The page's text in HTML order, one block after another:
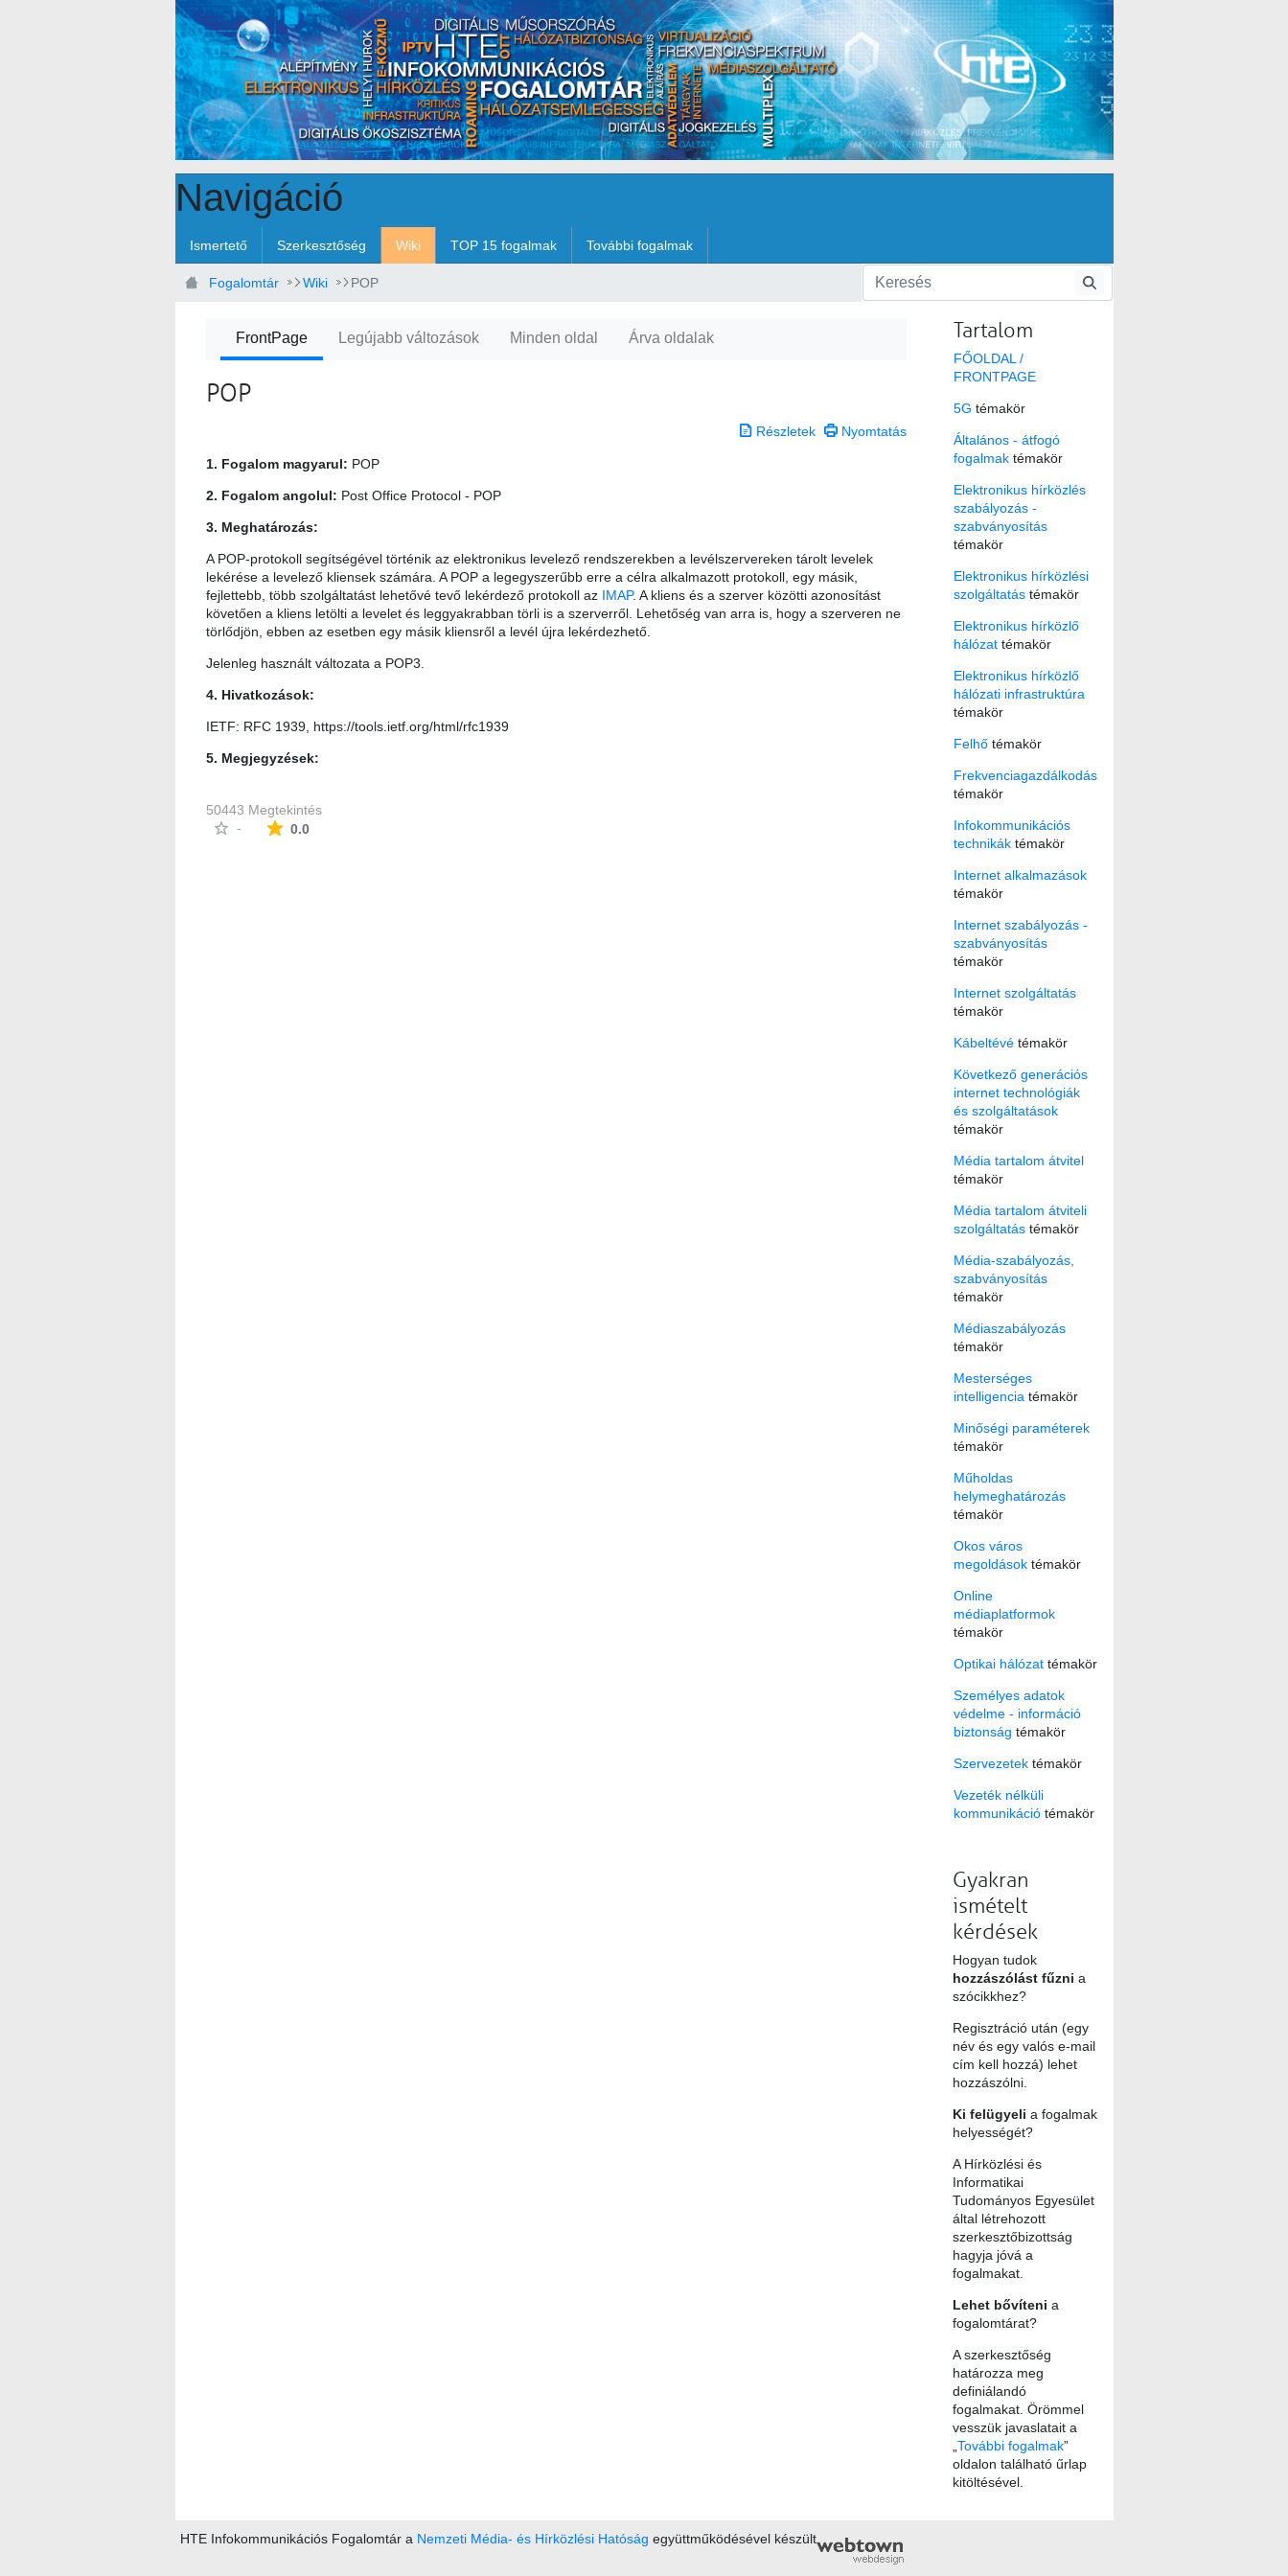
Navigáció
Ismertető Szerkesztőség Wiki TOP 15 fogalmak További fogalmak
Fogalomtár Wiki POP
FrontPage Legújabb változások Minden oldal Árva oldalak
POP
Részletek Nyomtatás
1. Fogalom magyarul: POP
2. Fogalom angolul: Post Office Protocol - POP
3. Meghatározás:
A POP-protokoll segítségével történik az elektronikus levelező rendszerekben a levélszervereken tárolt levelek
lekérése a levelező kliensek számára. A POP a legegyszerűbb erre a célra alkalmazott protokoll, egy másik,
fejlettebb, több szolgáltatást lehetővé tevő lekérdező protokoll az IMAP. A kliens és a szerver közötti azonosítást
követően a kliens letölti a levelet és leggyakrabban törli is a szerverről. Lehetőség van arra is, hogy a szerveren ne
törlődjön, ebben az esetben egy másik kliensről a levél újra lekérdezhető.
Jelenleg használt változata a POP3.
4. Hivatkozások:
IETF: RFC 1939, https://tools.ietf.org/html/rfc1939
5. Megjegyzések:
50443 Megtekintés
-
0.0Az átlagos minősítés 0 csillag a lehetséges 5-ből.
Tartalom
FŐOLDAL /
FRONTPAGE
5G témakör
Általános - átfogó
fogalmaktémakör
Elektronikus hírközlés
szabályozás -
szabványosítás
témakör
Elektronikus hírközlési
szolgáltatástémakör
Elektronikus hírközlő
hálózattémakör
Elektronikus hírközlő
hálózati infrastruktúra
témakör
Felhőtémakör
Frekvenciagazdálkodás
témakör
Infokommunikációs
technikáktémakör
Internet alkalmazások
témakör
Internet szabályozás -
szabványosítás
témakör
Internet szolgáltatás
témakör
Kábeltévétémakör
Következő generációs
internet technológiák
és szolgáltatások
témakör
Média tartalom átvitel
témakör
Média tartalom átviteli
szolgáltatástémakör
Média-szabályozás,
szabványosítás
témakör
Médiaszabályozás
témakör
Mesterséges
intelligencia témakör
Minőségi paraméterek
témakör
Műholdas
helymeghatározás
témakör
Okos város
megoldásoktémakör
Online
médiaplatformok
témakör
Optikai hálózattémakör
Személyes adatok
védelme - információ
biztonság témakör
Szervezetektémakör
Vezeték nélküli
kommunikációtémakör
Gyakran
ismételt
kérdések
Hogyan tudok
hozzászólást fűzni a
szócikkhez?
Regisztráció után (egy
név és egy valós e-mail
cím kell hozzá) lehet
hozzászólni.
Ki felügyeli a fogalmak
helyességét?
A Hírközlési és
Informatikai
Tudományos Egyesület
által létrehozott
szerkesztőbizottság
hagyja jóvá a
fogalmakat.
Lehet bővíteni a
fogalomtárat?
A szerkesztőség
határozza meg
definiálandó
fogalmakat. Örömmel
vesszük javaslatait a
További fogalmak”
oldalon található űrlap
kitöltésével.
HTE Infokommunikációs Fogalomtár a Nemzeti Média- és Hírközlési Hatóság együttműködésével készült